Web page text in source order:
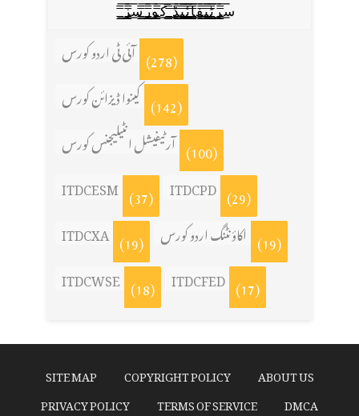
س̳̿͟͞ر̳̿͟͞ٹ̳̿͟͞ی̳̿͟͞ف̳̿͟͞ا̳̿͟͞ي̳̳̿ٔ̿͟͟͞͞ی̳̿͟͞ڈ̳̿͟͞ ̳̿͟͞ک̳̿͟͞و̳̿͟͞ر̳̿͟͞س̳̿͟͞ز̳̿͟͞
آئی ٹی اردو کورس (278)
کینوا ڈیزائن کورس (142)
آرٹیفیشل انٹیلیجنس کورس (100)
ITDCESM (37) ITDCPD (29)
ITDCXA (19) اکاؤنٹنگ اردو کورس (19)
ITDCWSE (18) ITDCFED (17)
ABOUT US
COPYRIGHT POLICY
SITE MAP
DMCA
TERMS OF SERVICE
PRIVACY POLICY